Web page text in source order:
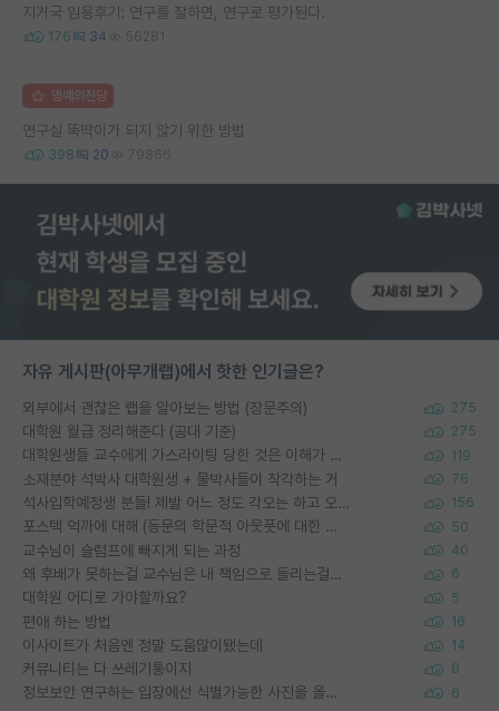
지거국 임용후기: 연구를 잘하면, 연구로 평가된다.
176 34 56281
명예의전당
연구실 뚝딱이가 되지 않기 위한 방법
398 20 79866
자유 게시판(아무개랩)에서 핫한 인기글은?
외부에서 괜찮은 랩을 알아보는 방법 (장문주의) 275
대학원 월급 정리해준다 (공대 기준) 275
대학원생들 교수에게 가스라이팅 당한 것은 이해가 갑니다. 안타깝네요. 119
소재분야 석박사 대학원생 + 물박사들이 착각하는 거 76
석사입학예정생 분들! 제발 어느 정도 각오는 하고 오세요. 156
포스텍 억까에 대해 (동문의 학문적 아웃풋에 대한 반박) 50
교수님이 슬럼프에 빠지게 되는 과정 40
왜 후배가 못하는걸 교수님은 내 책임으로 돌리는걸까요? 6
대학원 어디로 가야할까요? 5
편애 하는 방법 16
이사이트가 처음엔 정말 도움많이됐는데 14
커뮤니티는 다 쓰레기통이지 6
정보보안 연구하는 입장에선 식별가능한 사진을 올리는건 비추이긴함 6